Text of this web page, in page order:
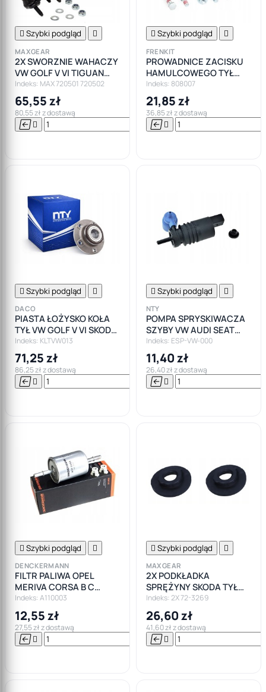
 Szybki podgląd 
MAXGEAR
2X SWORZNIE WAHACZY
VW GOLF V VI TIGUAN
TOURAN AUDI A3 Q3
SKODA SEAT
Indeks: MAX 720501 720502
65,55 zł
80,55 zł z dostawą
  

 Szybki podgląd 
FRENKIT
PROWADNICE ZACISKU
HAMULCOWEGO TYŁ
CITROEN PEUGEOT
Indeks: 808007
21,85 zł
36,85 zł z dostawą
 
 Szybki podgląd 
DACO
PIASTA ŁOŻYSKO KOŁA
TYŁ VW GOLF V VI SKODA
OCTAVIA III SEAT LEON
AUDI A3 8P
Indeks: KLTVW013
71,25 zł
86,25 zł z dostawą
  

 Szybki podgląd 
NTY
POMPA SPRYSKIWACZA
SZYBY VW AUDI SEAT
SKODA
Indeks: ESP-VW-000
11,40 zł
26,40 zł z dostawą
 
 Szybki podgląd 
DENCKERMANN
FILTR PALIWA OPEL
MERIVA CORSA B C
ASTRA G ZAFIRA
Indeks: A110003
12,55 zł
27,55 zł z dostawą
  

 Szybki podgląd 
MAXGEAR
2X PODKŁADKA
SPRĘŻYNY SKODA TYŁ
OCTAVIA II/ VW GOLF V-
VI/SEAT DOLNA
Indeks: 2X 72-3269
26,60 zł
41,60 zł z dostawą
 